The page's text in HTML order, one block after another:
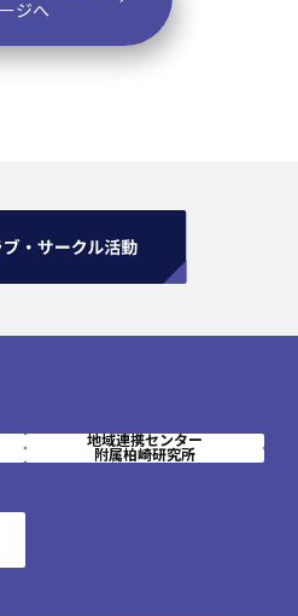
ジへ
地域連携センター
附属柏崎研究所